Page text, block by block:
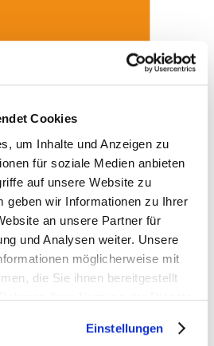
Cookies
um Inhalte und Anzeigen zu
für soziale Medien anbieten
auf unsere Website zu
geben wir Informationen zu Ihrer
an unsere Partner für
und Analysen weiter. Unsere
möglicherweise mit
die Sie ihnen bereitgestellt
Ihrer Nutzung der Dienste
Webseite weiterhin nutzen.
Einstellungen